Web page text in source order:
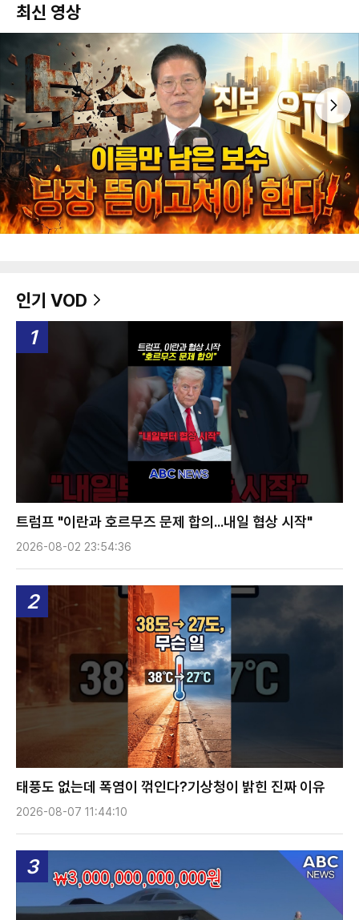
최신 영상
인기 VOD
1
트럼프 "이란과 호르무즈 문제 합의...내일 협상 시작"
2026-08-02 23:54:36
2
태풍도 없는데 폭염이 꺾인다?기상청이 밝힌 진짜 이유
2026-08-07 11:44:10
3